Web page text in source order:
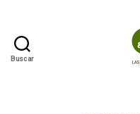
Buscar